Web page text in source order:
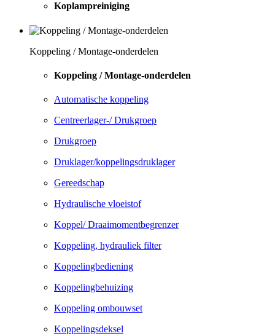
Koplampreiniging
Koppeling / Montage-onderdelen
Koppeling / Montage-onderdelen
Automatische koppeling
Centreerlager-/ Drukgroep
Drukgroep
Druklager/koppelingsdruklager
Gereedschap
Hydraulische vloeistof
Koppel/ Draaimomentbegrenzer
Koppeling, hydrauliek filter
Koppelingbediening
Koppelingbehuizing
Koppeling ombouwset
Koppelingsdeksel